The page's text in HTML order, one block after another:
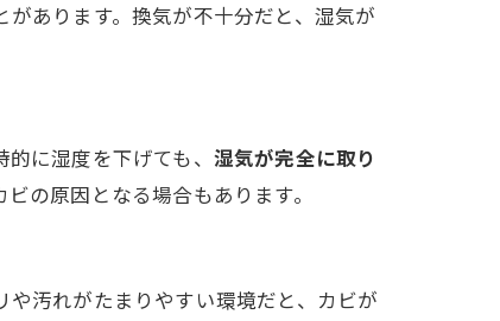
あります。換気が不十分だと、湿気が
に湿度を下げても、 湿気が完全に取り
の原因となる場合もあります。
汚れがたまりやすい環境だと、カビが